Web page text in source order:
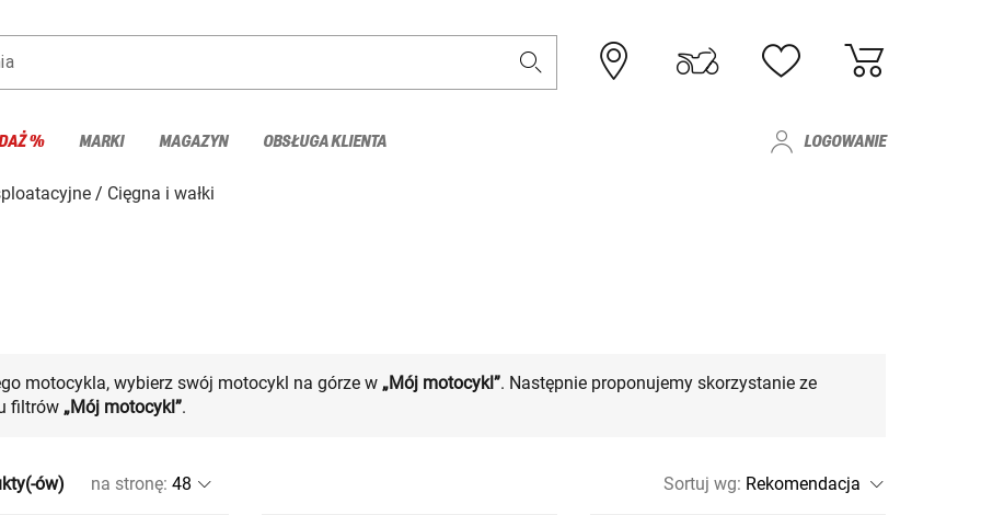
% MARKI MAGAZYN OBSŁUGA KLIENTA LOGOWANIE
Cięgna i wałki
motocykla, wybierz swój motocykl na górze w „Mój motocykl”. Następnie proponujemy skorzystanie ze
filtrów „Mój motocykl”.
ów) na stronę: Sortuj wg: